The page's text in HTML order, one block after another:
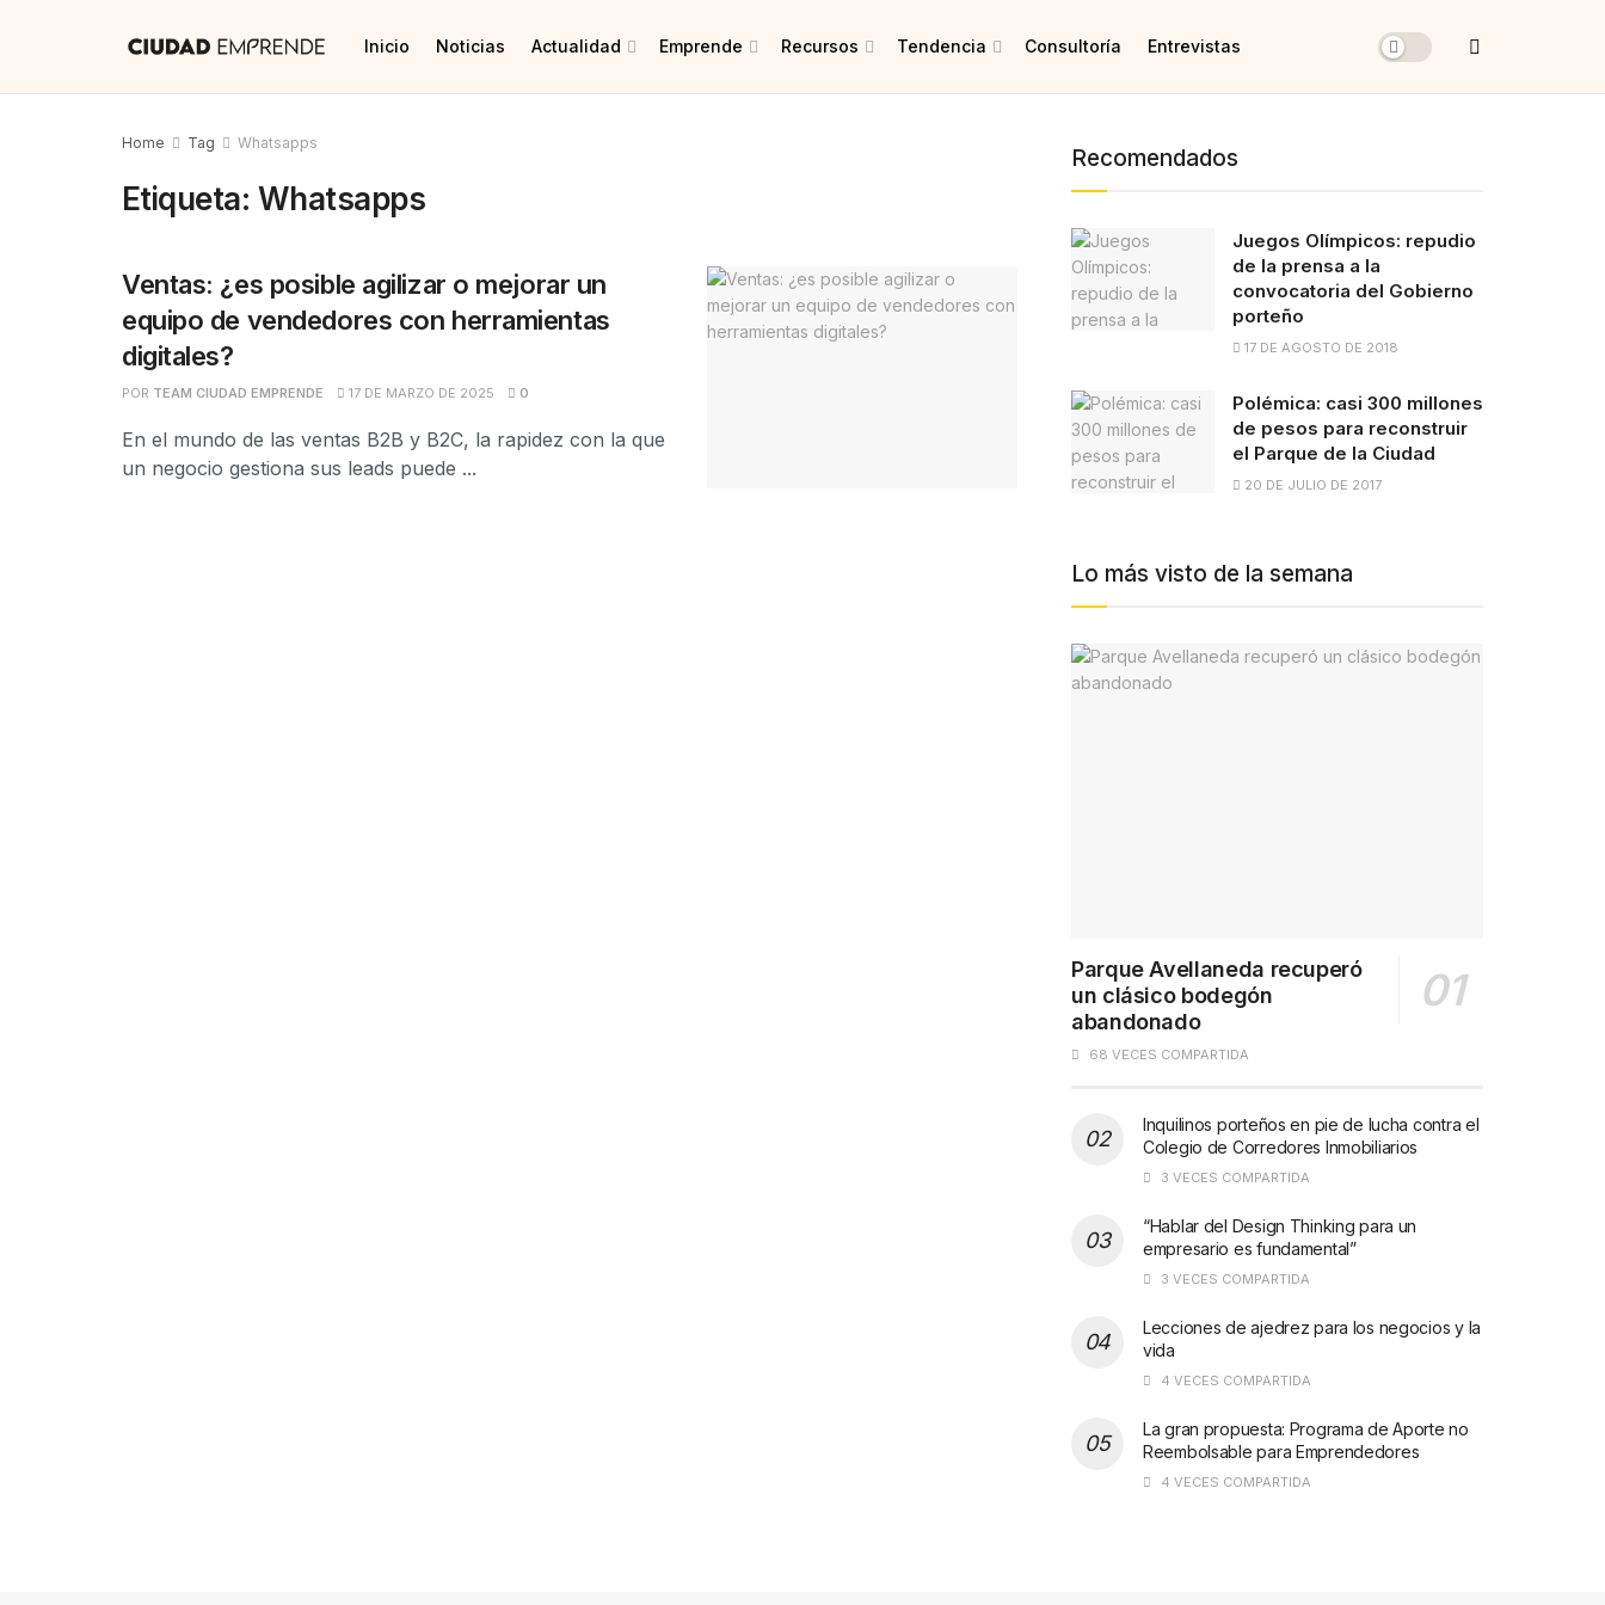
Inicio Noticias Actualidad Emprende Recursos Tendencia Consultoría Entrevistas
Home Tag Whatsapps
Etiqueta: Whatsapps
Ventas: ¿es posible agilizar o mejorar un
equipo de vendedores con herramientas
digitales?
POR TEAM CIUDAD EMPRENDE 17 DE MARZO DE 2025 0
En el mundo de las ventas B2B y B2C, la rapidez con la que
un negocio gestiona sus leads puede ...
Recomendados
Juegos Olímpicos: repudio
de la prensa a la
convocatoria del Gobierno
porteño
17 DE AGOSTO DE 2018
Polémica: casi 300 millones
de pesos para reconstruir
el Parque de la Ciudad
20 DE JULIO DE 2017
Lo más visto de la semana
Parque Avellaneda recuperó
un clásico bodegón
abandonado
68 VECES COMPARTIDA
Inquilinos porteños en pie de lucha contra el
Colegio de Corredores Inmobiliarios
3 VECES COMPARTIDA
“Hablar del Design Thinking para un
empresario es fundamental”
3 VECES COMPARTIDA
Lecciones de ajedrez para los negocios y la
vida
4 VECES COMPARTIDA
La gran propuesta: Programa de Aporte no
Reembolsable para Emprendedores
4 VECES COMPARTIDA